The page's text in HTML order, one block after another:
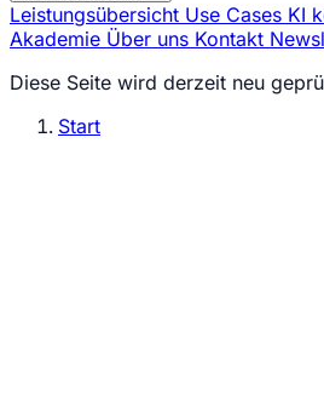
Leistungsübersicht Use Cases KI
Akademie Über uns Kontakt
Diese Seite wird derzeit neu
Start